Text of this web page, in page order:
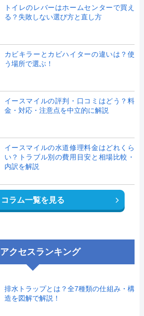
トイレのレバーはホームセンターで買え
る？失敗しない選び方と直し方
カビキラーとカビハイターの違いは？使
う場所で選ぶ！
イースマイルの評判・口コミはどう？料
金・対応・注意点を中立的に解説
イースマイルの水道修理料金はどれくら
い？トラブル別の費用目安と相場比較・
内訳を解説
コラム一覧を見る
アクセスランキング
排水トラップとは？全7種類の仕組み・構
造を図解で解説！